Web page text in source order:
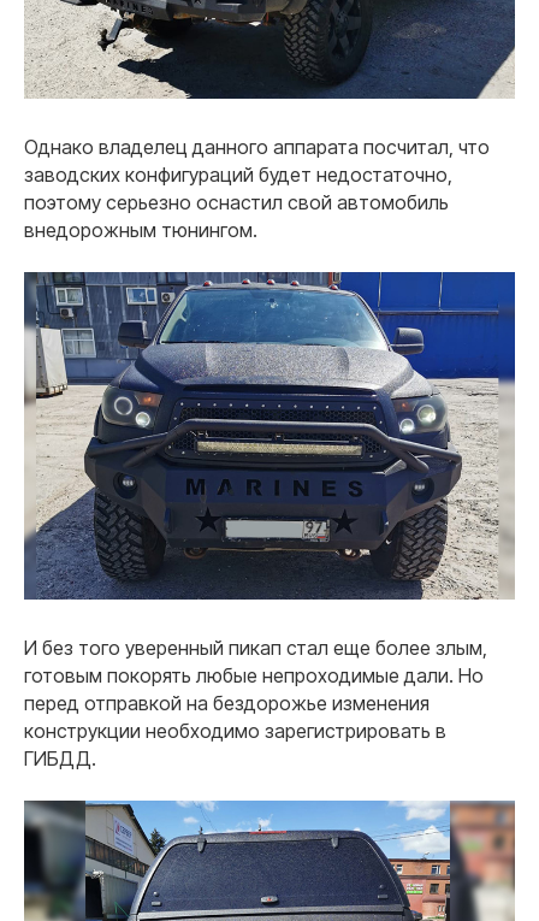
Однако владелец данного аппарата посчитал, что
заводских конфигураций будет недостаточно,
поэтому серьезно оснастил свой автомобиль
внедорожным тюнингом.
И без того уверенный пикап стал еще более злым,
готовым покорять любые непроходимые дали. Но
перед отправкой на бездорожье изменения
конструкции необходимо зарегистрировать в
ГИБДД.